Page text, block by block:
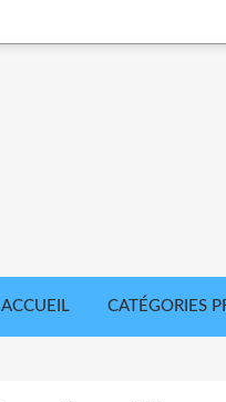
ACCUEIL CATÉGORIES